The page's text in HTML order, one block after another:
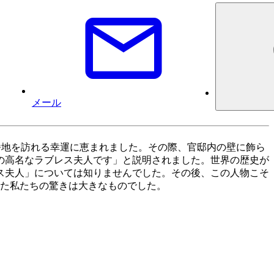
メール
を訪れる幸運に恵まれました。その際、官邸内の壁に飾ら
名なラブレス夫人です」と説明されました。世界の歴史が
人」については知りませんでした。その後、この人物こそ
私たちの驚きは大きなものでした。